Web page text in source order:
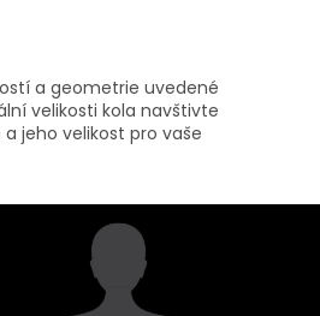
a geometrie uvedené
velikosti kola navštivte
jeho velikost pro vaše